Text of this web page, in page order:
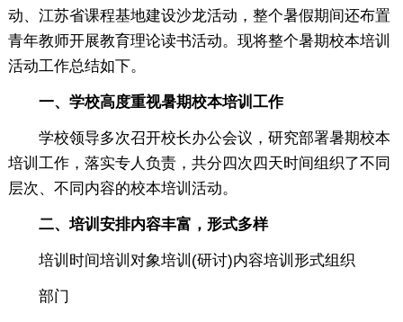
动、江苏省课程基地建设沙龙活动，整个暑假期间还布置
青年教师开展教育理论读书活动。现将整个暑期校本培训
活动工作总结如下。
一、学校高度重视暑期校本培训工作
学校领导多次召开校长办公会议，研究部署暑期校本
培训工作，落实专人负责，共分四次四天时间组织了不同
层次、不同内容的校本培训活动。
二、培训安排内容丰富，形式多样
培训时间培训对象培训(研讨)内容培训形式组织
部门